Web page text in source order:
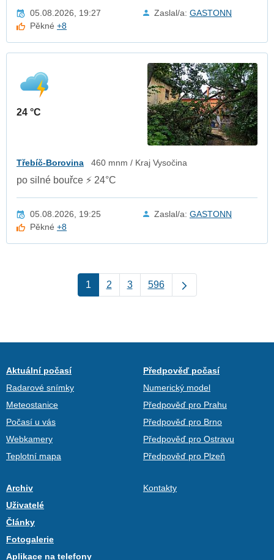
05.08.2026, 19:27 Zaslal/a: GASTONN
Pěkné+8
24 °C
Třebíč-Borovina 460 mnm / Kraj Vysočina
po silné bouřce ⚡ 24°C
05.08.2026, 19:25 Zaslal/a: GASTONN
Pěkné+8
1 2 3 596
Aktuální počasí
Radarové snímky
Meteostanice
Počasí u vás
Webkamery
Teplotní mapa
Předpověď počasí
Numerický model
Předpověď pro Prahu
Předpověď pro Brno
Předpověď pro Ostravu
Předpověď pro Plzeň
Archiv
Uživatelé
Články
Fotogalerie
Aplikace na telefony
Kontakty